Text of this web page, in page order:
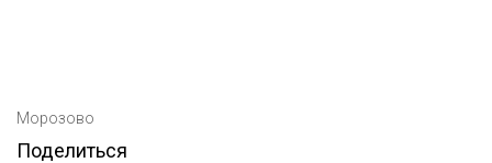
Морозово
Поделиться